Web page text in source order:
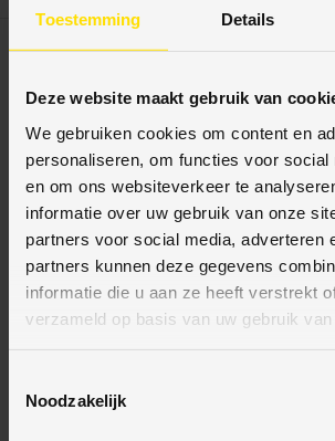
Toestemming Details
Deze website maakt gebruik van
We gebruiken cookies om content en
personaliseren, om functies voor social
en om ons websiteverkeer te
informatie over uw gebruik van onze
partners voor social media, adverteren
partners kunnen deze gegevens
informatie die u aan ze heeft verstrekt
verzameld op basis van uw gebruik van
Noodzakelijk
30% korting
Hermes Schuurmaterialen
Schuurband korrel 120,
105 x 620 mm Hermes
RB 320X
€14,70
€21,00
Uitverkocht
Hermes
105 x
RB